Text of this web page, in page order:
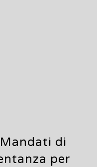
di
per